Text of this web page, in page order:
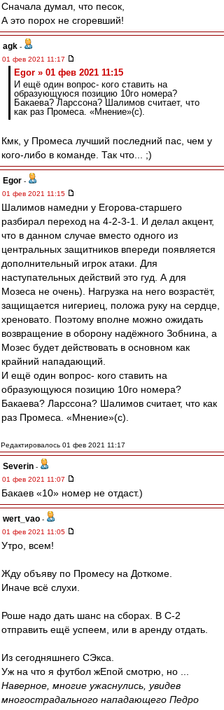
Сначала думал, что песок,
А это порох не сгоревший!
agk -
01 фев 2021 11:17
Egor » 01 фев 2021 11:15
И ещё один вопрос- кого ставить на
образующуюся позицию 10го номера?
Бакаева? Ларссона? Шалимов считает, что
как раз Промеса. «Мнение»(с).
Кмк, у Промеса лучший последний пас, чем у
кого-либо в команде. Так что... ;)
Egor -
01 фев 2021 11:15
Шалимов намедни у Егорова-старшего
разбирал переход на 4-2-3-1. И делал акцент,
что в данном случае вместо одного из
центральных защитников впереди появляется
дополнительный игрок атаки. Для
наступательных действий это гуд. А для
Мозеса не очень). Нагрузка на него возрастёт,
защищается нигериец, положа руку на сердце,
хреновато. Поэтому вполне можно ожидать
возвращение в оборону надёжного Зобнина, а
Мозес будет действовать в основном как
крайний нападающий.
И ещё один вопрос- кого ставить на
образующуюся позицию 10го номера?
Бакаева? Ларссона? Шалимов считает, что как
раз Промеса. «Мнение»(с).
Редактировалось 01 фев 2021 11:17
Severin -
01 фев 2021 11:07
Бакаев «10» номер не отдаст.)
wert_vao -
01 фев 2021 11:05
Утро, всем!
Жду объяву по Промесу на Доткоме.
Иначе всё слухи.
Роше надо дать шанс на сборах. В С-2
отправить ещё успеем, или в аренду отдать.
Из сегодняшнего СЭкса.
Уж на что я футбол жЕпой смотрю, но ...
Наверное, многие ужаснулись, увидев
многострадального нападающего Педро